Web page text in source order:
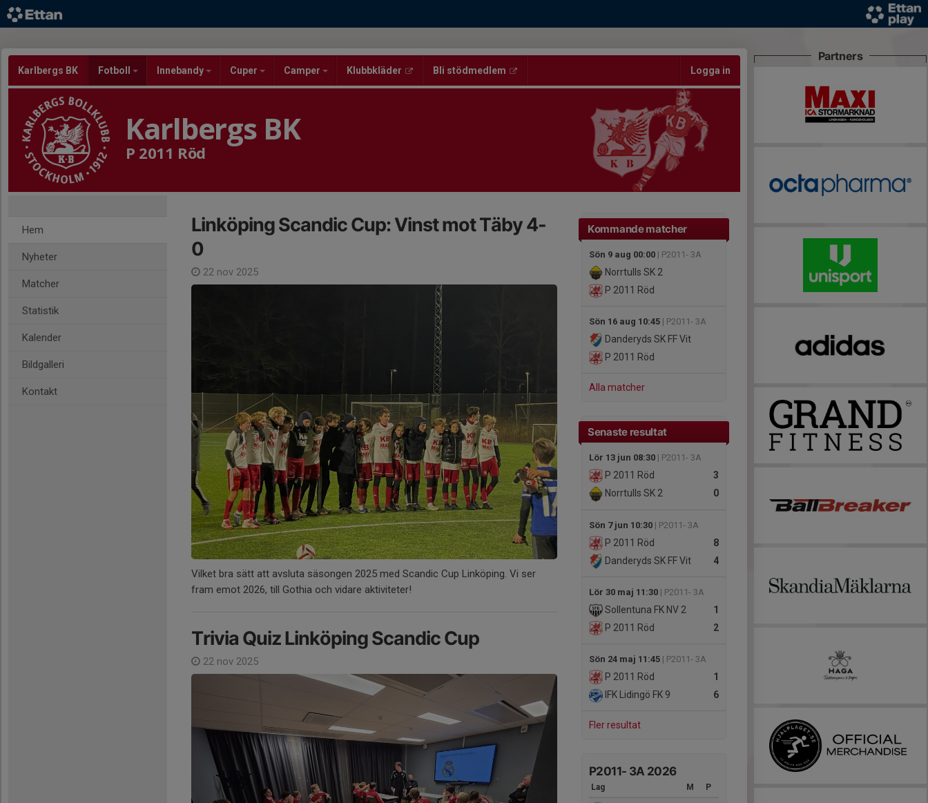
Karlbergs BK Fotboll Innebandy Cuper Camper Klubbkläder Bli stödmedlem Logga in
Karlbergs BK
P 2011 Röd
Hem
Nyheter
Matcher
Statistik
Kalender
Bildgalleri
Kontakt
Kommande matcher
Sön 9 aug 00:00 | P2011- 3A
Norrtulls SK 2
P 2011 Röd
Sön 16 aug 10:45 | P2011- 3A
Danderyds SK FF Vit
P 2011 Röd
Alla matcher
Senaste resultat
Lör 13 jun 08:30 | P2011- 3A
3
P 2011 Röd
0
Norrtulls SK 2
Sön 7 jun 10:30 | P2011- 3A
8
P 2011 Röd
4
Danderyds SK FF Vit
Lör 30 maj 11:30 | P2011- 3A
1
Sollentuna FK NV 2
2
P 2011 Röd
Sön 24 maj 11:45 | P2011- 3A
1
P 2011 Röd
6
IFK Lidingö FK 9
Fler resultat
P2011- 3A 2026
Lag M P
Linköping Scandic Cup: Vinst mot Täby 4-
0
22 nov 2025
Vilket bra sätt att avsluta säsongen 2025 med Scandic Cup Linköping. Vi ser
fram emot 2026, till Gothia och vidare aktiviteter!
Trivia Quiz Linköping Scandic Cup
22 nov 2025
Partners